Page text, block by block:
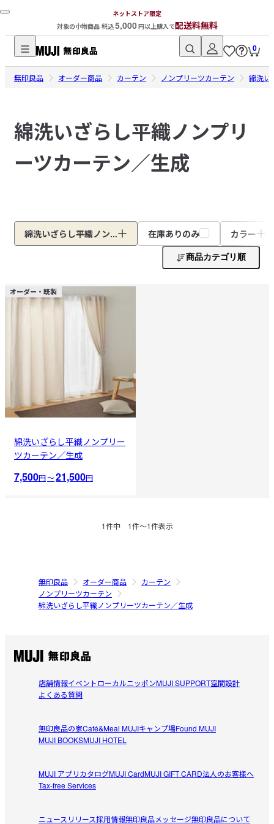
ネットストア限定
対象の小物商品 税込5,000円以上購入で配送料無料
無
印
ネ
ッ
ト
ス
0
無印良品 オーダー商品 カーテン ノンプリーツカーテン 綿洗い
綿洗いざらし平織ノンプリ
ーツカーテン／生成
綿洗いざらし平織ノン... 在庫ありのみ カラー
商品カテゴリ順
オーダー・既製
綿洗いざらし平織ノンプリー
ツカーテン／生成
7,500円〜21,500円
1件中 1件〜1件表示
無印良品 オーダー商品
カーテン
ノンプリーツカーテン
綿洗いざらし平織ノンプリーツカーテン／生成
店舗情報イベントローカルニッポンMUJI SUPPORT空間設計
よくある質問
無印良品の家Café&Meal MUJIキャンプ場Found MUJI
MUJI BOOKSMUJI HOTEL
MUJI アプリカタログMUJI CardMUJI GIFT CARD法人のお客様へ
Tax-free Services
ニュースリリース採用情報無印良品メッセージ無印良品について